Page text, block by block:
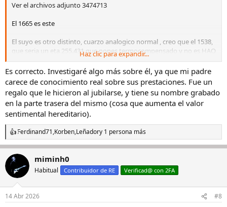
Ver el archivos adjunto 3474713
El 1665 es este
El suyo es otro distinto, cuarzo analogico normal , creo que el 1538,
que seria un eta 255.431 que nones termocompensado y no es HAQ
por lo q tampoco es correcto lo de que es de alta precisión
Haz clic para expandir...
Es correcto. Investigaré algo más sobre él, ya que mi padre
carece de conocimiento real sobre sus prestaciones. Fue un
regalo que le hicieron al jubilarse, y tiene su nombre grabado
en la parte trasera del mismo (cosa que aumenta el valor
sentimental hereditario).
R
e
a
c
c
i
e
Ferdinand71,Korben,Leñadory 1 persona más
miminh0
Habitual Contribuidor de RE Verificad@ con 2FA
14 Abr 2026 #8